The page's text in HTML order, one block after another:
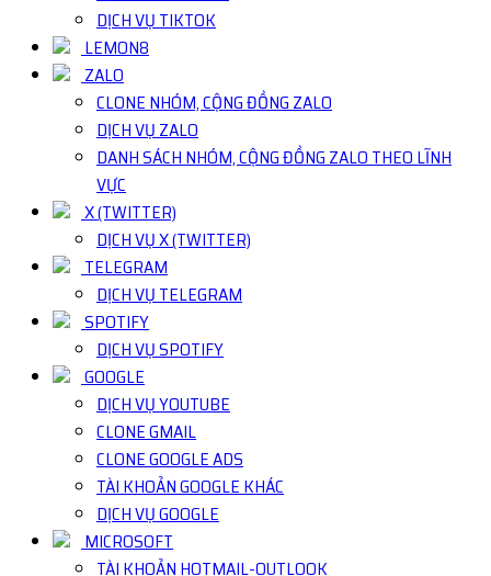
DỊCH VỤ TIKTOK
LEMON8
ZALO
CLONE NHÓM, CỘNG ĐỒNG ZALO
DỊCH VỤ ZALO
DANH SÁCH NHÓM, CỘNG ĐỒNG ZALO THEO LĨNH
VỰC
X (TWITTER)
DỊCH VỤ X (TWITTER)
TELEGRAM
DỊCH VỤ TELEGRAM
SPOTIFY
DỊCH VỤ SPOTIFY
GOOGLE
DỊCH VỤ YOUTUBE
CLONE GMAIL
CLONE GOOGLE ADS
TÀI KHOẢN GOOGLE KHÁC
DỊCH VỤ GOOGLE
MICROSOFT
TÀI KHOẢN HOTMAIL-OUTLOOK